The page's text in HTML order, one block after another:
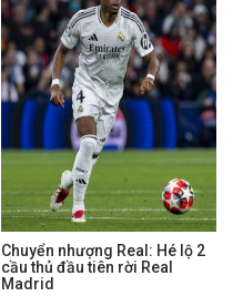
Chuyển nhượng Real: Hé lộ 2
cầu thủ đầu tiên rời Real
Madrid